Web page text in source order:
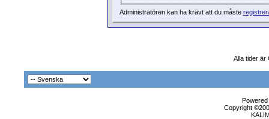
Administratören kan ha krävt att du måste
Alla tider är
Copyright